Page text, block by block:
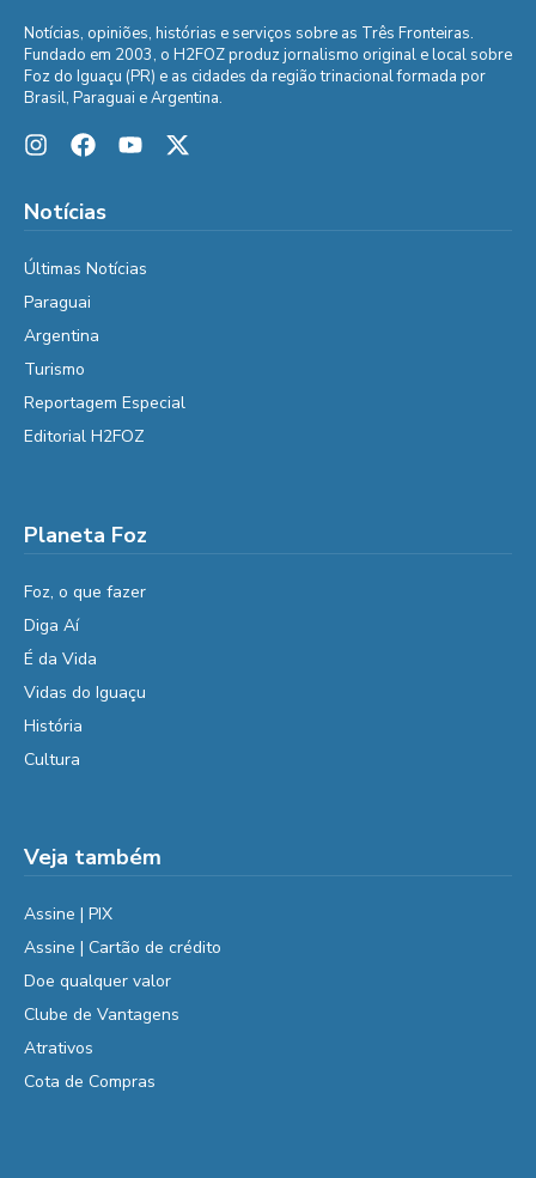
Notícias, opiniões, histórias e serviços sobre as Três Fronteiras.
Fundado em 2003, o H2FOZ produz jornalismo original e local sobre
Foz do Iguaçu (PR) e as cidades da região trinacional formada por
Brasil, Paraguai e Argentina.
Notícias
Últimas Notícias
Paraguai
Argentina
Turismo
Reportagem Especial
Editorial H2FOZ
Planeta Foz
Foz, o que fazer
Diga Aí
É da Vida
Vidas do Iguaçu
História
Cultura
Veja também
Assine | PIX
Assine | Cartão de crédito
Doe qualquer valor
Clube de Vantagens
Atrativos
Cota de Compras